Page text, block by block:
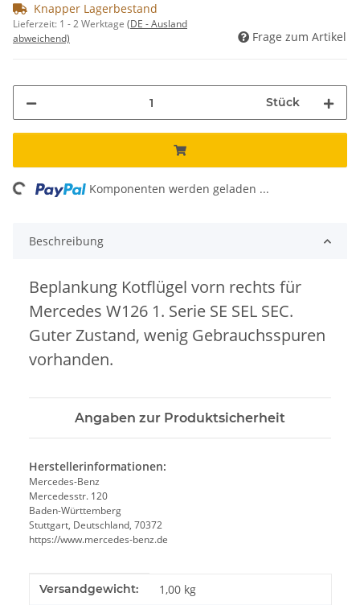
Knapper Lagerbestand
Lieferzeit: 1 - 2 Werktage (DE - Ausland
abweichend)
Frage zum Artikel
Stück
Komponenten werden geladen ...
Beschreibung
Beplankung Kotflügel vorn rechts für
Mercedes W126 1. Serie SE SEL SEC.
Guter Zustand, wenig Gebrauchsspuren
vorhanden.
Angaben zur Produktsicherheit
Herstellerinformationen:
Mercedes-Benz
Mercedesstr. 120
Baden-Württemberg
Stuttgart, Deutschland, 70372
https://www.mercedes-benz.de
Produkteigenschaft
Wert
Versandgewicht: 1,00 kg